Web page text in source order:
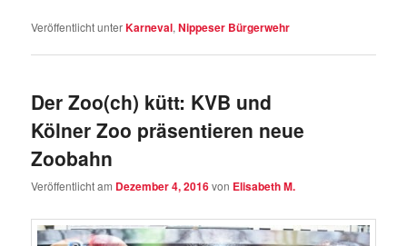
Veröffentlicht unterKarneval,Nippeser Bürgerwehr
Der Zoo(ch) kütt: KVB und
Kölner Zoo präsentieren neue
Zoobahn
Veröffentlicht am Dezember 4, 2016von Elisabeth M.